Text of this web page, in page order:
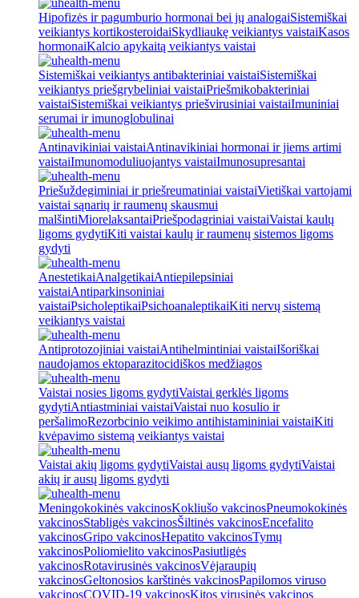
Hipofizės ir pagumburio hormonai bei jų analogaiSistemiškai
veikiantys kortikosteroidaiSkydliaukę veikiantys vaistaiKasos
hormonaiKalcio apykaitą veikiantys vaistai
Sistemiškai veikiantys antibakteriniai vaistaiSistemiškai
veikiantys priešgrybeliniai vaistaiPriešmikobakteriniai
vaistaiSistemiškai veikiantys priešvirusiniai vaistaiImuniniai
serumai ir imunoglobulinai
Antinavikiniai vaistaiAntinavikiniai hormonai ir jiems artimi
vaistaiImunomoduliuojantys vaistaiImunosupresantai
Priešuždegiminiai ir priešreumatiniai vaistaiVietiškai vartojami
vaistai sąnarių ir raumenų skausmui
malšintiMiorelaksantaiPriešpodagriniai vaistaiVaistai kaulų
ligoms gydytiKiti vaistai kaulų ir raumenų sistemos ligoms
gydyti
AnestetikaiAnalgetikaiAntiepilepsiniai
vaistaiAntiparkinsoniniai
vaistaiPsicholeptikaiPsichoanaleptikaiKiti nervų sistemą
veikiantys vaistai
Antiprotozojiniai vaistaiAntihelmintiniai vaistaiIšoriškai
naudojamos ektoparazitocidiškos medžiagos
Vaistai nosies ligoms gydytiVaistai gerklės ligoms
gydytiAntiastminiai vaistaiVaistai nuo kosulio ir
peršalimoRezorbcinio veikimo antihistamininiai vaistaiKiti
kvėpavimo sistemą veikiantys vaistai
Vaistai akių ligoms gydytiVaistai ausų ligoms gydytiVaistai
akių ir ausų ligoms gydyti
Meningokokinės vakcinosKokliušo vakcinosPneumokokinės
vakcinosStabligės vakcinosŠiltinės vakcinosEncefalito
vakcinosGripo vakcinosHepatito vakcinosTymų
vakcinosPoliomielito vakcinosPasiutligės
vakcinosRotavirusinės vakcinosVėjaraupių
vakcinosGeltonosios karštinės vakcinosPapilomos viruso
vakcinosCOVID-19 vakcinosKitos virusinės vakcinos